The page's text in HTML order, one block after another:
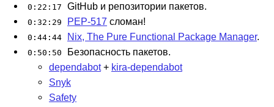
0:22:17 GitHub и репозитории пакетов.
0:32:29 PEP-517 сломан!
0:44:44 Nix, The Pure Functional Package Manager.
0:50:50
Безопасность пакетов.
dependabot+ kira-dependabot
Snyk
Safety